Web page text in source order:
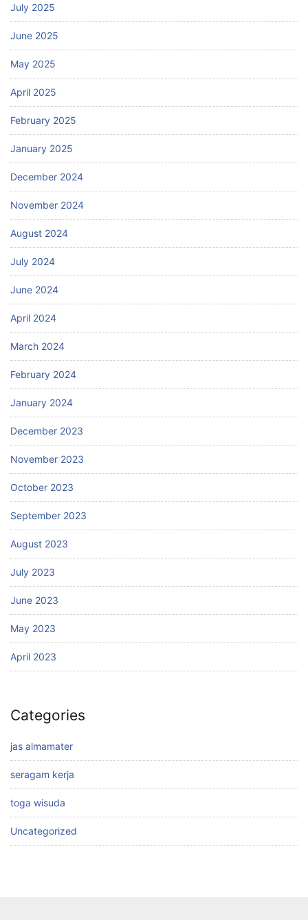
July 2025
June 2025
May 2025
April 2025
February 2025
January 2025
December 2024
November 2024
August 2024
July 2024
June 2024
April 2024
March 2024
February 2024
January 2024
December 2023
November 2023
October 2023
September 2023
August 2023
July 2023
June 2023
May 2023
April 2023
Categories
jas almamater
seragam kerja
toga wisuda
Uncategorized